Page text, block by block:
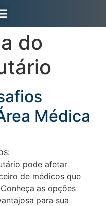
do
Médica
pode afetar
de médicos que
as opções
para sua